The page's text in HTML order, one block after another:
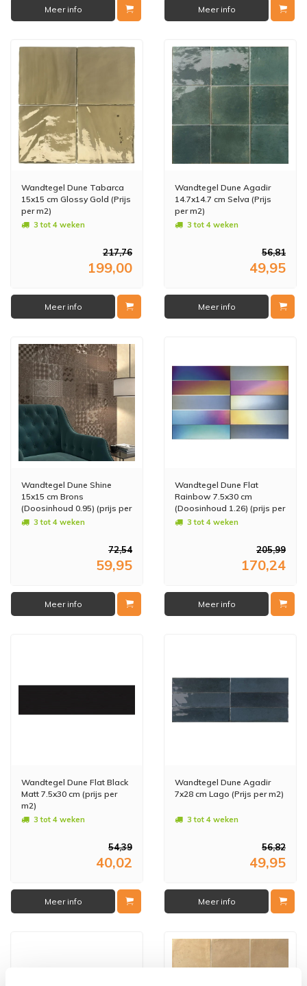
Meer info Meer info
Wandtegel Dune Tabarca
15x15 cm Glossy Gold (Prijs
per m2)
3 tot 4 weken
217,76
199,00
Meer info
Wandtegel Dune Agadir
14.7x14.7 cm Selva (Prijs
per m2)
3 tot 4 weken
56,81
49,95
Meer info
Wandtegel Dune Shine
15x15 cm Brons
(Doosinhoud 0.95) (prijs per
m2)3 tot 4 weken
72,54
59,95
Meer info
Wandtegel Dune Flat
Rainbow 7.5x30 cm
(Doosinhoud 1.26) (prijs per
m2)3 tot 4 weken
205,99
170,24
Meer info
Wandtegel Dune Flat Black
Matt 7.5x30 cm (prijs per
m2)
3 tot 4 weken
54,39
40,02
Meer info
Wandtegel Dune Agadir
7x28 cm Lago (Prijs per m2)
3 tot 4 weken
56,82
49,95
Meer info